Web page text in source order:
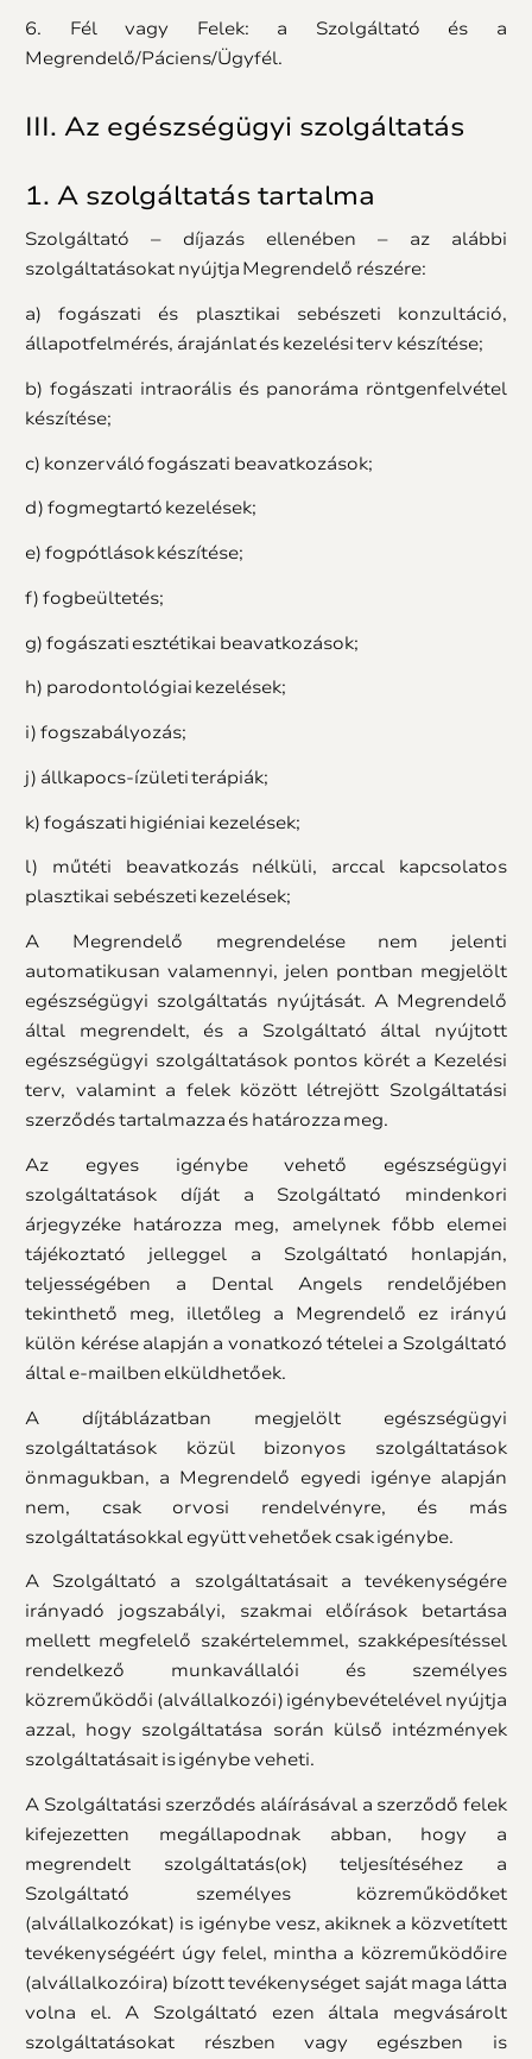
6. Fél vagy Felek: a Szolgáltató és a
Megrendelő/Páciens/Ügyfél.
III. Az egészségügyi szolgáltatás
1. A szolgáltatás tartalma
Szolgáltató – díjazás ellenében – az alábbi
szolgáltatásokat nyújtja Megrendelő részére:
a) fogászati és plasztikai sebészeti konzultáció,
állapotfelmérés, árajánlat és kezelési terv készítése;
b) fogászati intraorális és panoráma röntgenfelvétel
készítése;
c) konzerváló fogászati beavatkozások;
d) fogmegtartó kezelések;
e) fogpótlások készítése;
f) fogbeültetés;
g) fogászati esztétikai beavatkozások;
h) parodontológiai kezelések;
i) fogszabályozás;
j) állkapocs-ízületi terápiák;
k) fogászati higiéniai kezelések;
l) műtéti beavatkozás nélküli, arccal kapcsolatos
plasztikai sebészeti kezelések;
A Megrendelő megrendelése nem jelenti
automatikusan valamennyi, jelen pontban megjelölt
egészségügyi szolgáltatás nyújtását. A Megrendelő
által megrendelt, és a Szolgáltató által nyújtott
egészségügyi szolgáltatások pontos körét a Kezelési
terv, valamint a felek között létrejött Szolgáltatási
szerződés tartalmazza és határozza meg.
Az egyes igénybe vehető egészségügyi
szolgáltatások díját a Szolgáltató mindenkori
árjegyzéke határozza meg, amelynek főbb elemei
tájékoztató jelleggel a Szolgáltató honlapján,
teljességében a Dental Angels rendelőjében
tekinthető meg, illetőleg a Megrendelő ez irányú
külön kérése alapján a vonatkozó tételei a Szolgáltató
által e-mailben elküldhetőek.
A díjtáblázatban megjelölt egészségügyi
szolgáltatások közül bizonyos szolgáltatások
önmagukban, a Megrendelő egyedi igénye alapján
nem, csak orvosi rendelvényre, és más
szolgáltatásokkal együtt vehetőek csak igénybe.
A Szolgáltató a szolgáltatásait a tevékenységére
irányadó jogszabályi, szakmai előírások betartása
mellett megfelelő szakértelemmel, szakképesítéssel
rendelkező munkavállalói és személyes
közreműködői (alvállalkozói) igénybevételével nyújtja
azzal, hogy szolgáltatása során külső intézmények
szolgáltatásait is igénybe veheti.
A Szolgáltatási szerződés aláírásával a szerződő felek
kifejezetten megállapodnak abban, hogy a
megrendelt szolgáltatás(ok) teljesítéséhez a
Szolgáltató személyes közreműködőket
(alvállalkozókat) is igénybe vesz, akiknek a közvetített
tevékenységéért úgy felel, mintha a közreműködőire
(alvállalkozóira) bízott tevékenységet saját maga látta
volna el. A Szolgáltató ezen általa megvásárolt
szolgáltatásokat részben vagy egészben is